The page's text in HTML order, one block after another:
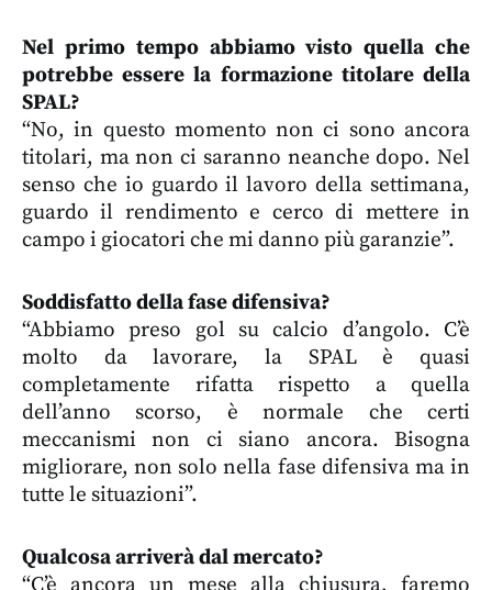
Nel primo tempo abbiamo visto quella che
potrebbe essere la formazione titolare della
SPAL?
“No, in questo momento non ci sono ancora
titolari, ma non ci saranno neanche dopo. Nel
senso che io guardo il lavoro della settimana,
guardo il rendimento e cerco di mettere in
campo i giocatori che mi danno più garanzie”.
Soddisfatto della fase difensiva?
“Abbiamo preso gol su calcio d’angolo. C’è
molto da lavorare, la SPAL è quasi
completamente rifatta rispetto a quella
dell’anno scorso, è normale che certi
meccanismi non ci siano ancora. Bisogna
migliorare, non solo nella fase difensiva ma in
tutte le situazioni”.
Qualcosa arriverà dal mercato?